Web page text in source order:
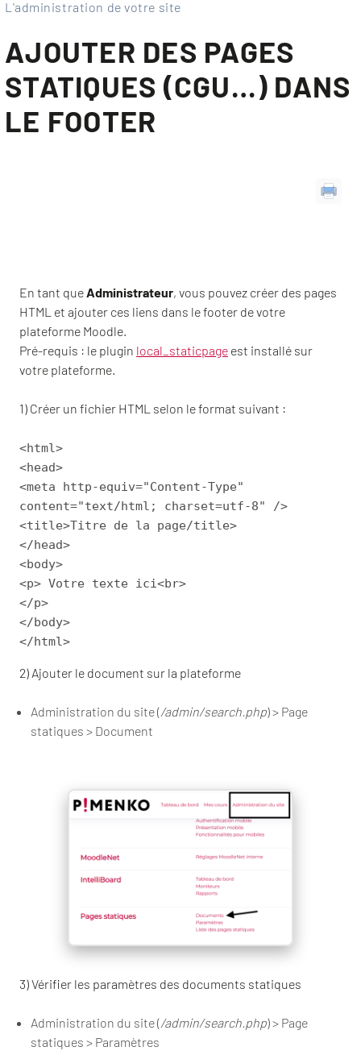
L'administration de votre site
AJOUTER DES PAGES
STATIQUES (CGU…) DANS
LE FOOTER
En tant queAdministrateur, vous pouvez créer des pages
HTML et ajouter ces liens dans le footer de votre
plateforme Moodle.
Pré-requis : le plugin local_staticpage est installé sur
votre plateforme.
1) Créer un fichier HTML selon le format suivant :
<html>
<head>
<meta http-equiv="Content-Type"
content="text/html; charset=utf-8" />
<title>Titre de la page/title>
</head>
<body>
<p> Votre texte ici<br>
</p>
</body>
</html>
2) Ajouter le document sur la plateforme
Administration du site (/admin/search.php) > Page
statiques > Document
3) Vérifier les paramètres des documents statiques
Administration du site (/admin/search.php) > Page
statiques > Paramètres